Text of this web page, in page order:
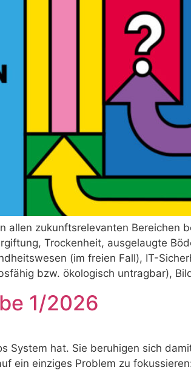
allen zukunftsrelevanten Bereichen
Trockenheit, ausgelaugte
(im freien Fall), IT-
bzw. ökologisch untragbar),
1/2026
System hat. Sie beruhigen sich
ein einziges Problem zu